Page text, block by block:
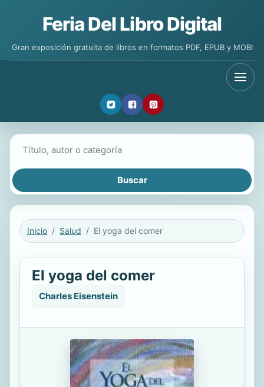
Feria Del Libro Digital
Gran exposición gratuita de libros en formatos PDF, EPUB y MOBI
Inicio Salud El yoga del comer
El yoga del comer
Charles Eisenstein